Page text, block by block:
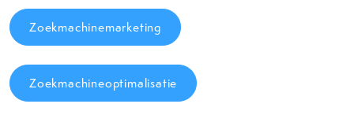
Zoekmachinemarketing
Zoekmachineoptimalisatie